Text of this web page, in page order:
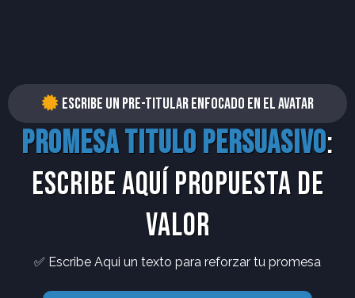
Escribe un pre-titular enfocado en el avatar
Promesa titulo persuasivo:
Escribe aquí propuesta de
valor
✅ Escribe Aqui un texto para reforzar tu promesa
SI, QUIERO AGENDAR MI CONSULTORIA